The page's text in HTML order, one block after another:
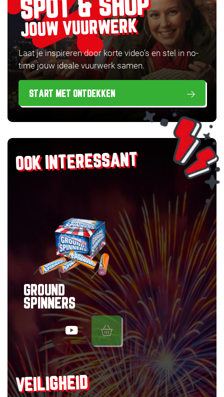
SPOT & SHOP
JOUW VUURWERK
Laat je inspireren door korte video’s en stel in no-
time jouw ideale vuurwerk samen.
START MET ONTDEKKEN
OOK INTERESSANT
GROUND
SPINNERS
VEILIGHEID